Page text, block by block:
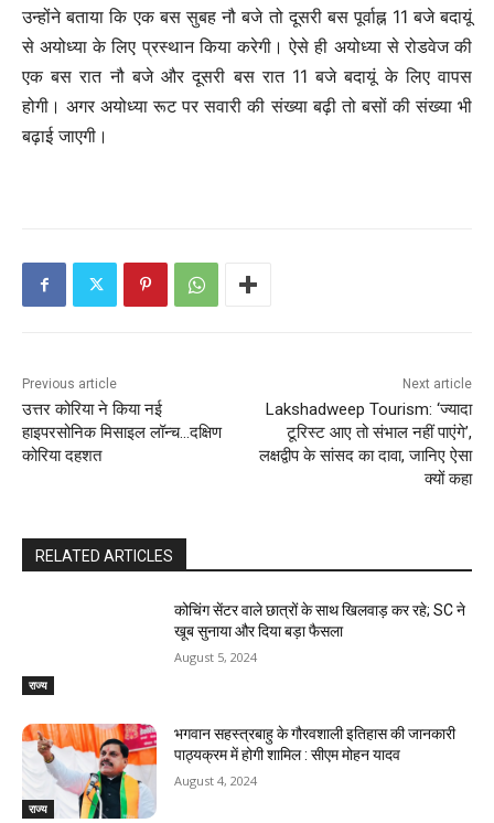
उन्होंने बताया कि एक बस सुबह नौ बजे तो दूसरी बस पूर्वाह्न 11 बजे बदायूं
से अयोध्या के लिए प्रस्थान किया करेगी। ऐसे ही अयोध्या से रोडवेज की
एक बस रात नौ बजे और दूसरी बस रात 11 बजे बदायूं के लिए वापस
होगी। अगर अयोध्या रूट पर सवारी की संख्या बढ़ी तो बसों की संख्या भी
बढ़ाई जाएगी।
Previous article
उत्तर कोरिया ने किया नई
हाइपरसोनिक मिसाइल लॉन्च…दक्षिण
कोरिया दहशत
Next article
Lakshadweep Tourism: ‘ज्यादा
टूरिस्ट आए तो संभाल नहीं पाएंगे’,
लक्षद्वीप के सांसद का दावा, जानिए ऐसा
क्यों कहा
RELATED ARTICLES
राज्य
कोचिंग सेंटर वाले छात्रों के साथ खिलवाड़ कर रहे; SC ने
खूब सुनाया और दिया बड़ा फैसला
August 5, 2024
राज्य
भगवान सहस्त्रबाहु के गौरवशाली इतिहास की जानकारी
पाठ्यक्रम में होगी शामिल : सीएम मोहन यादव
August 4, 2024